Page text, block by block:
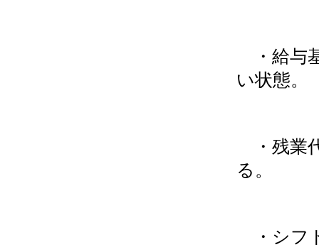
・給与
い状態。
・残業
る。
・シフ